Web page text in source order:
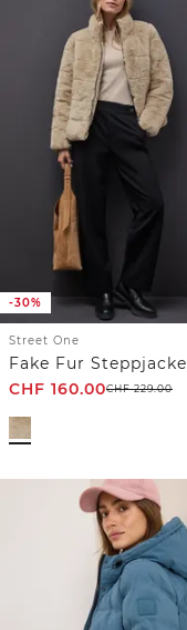
-30%
Street One
Fake Fur Steppjacke
CHF 160.00CHF229.00